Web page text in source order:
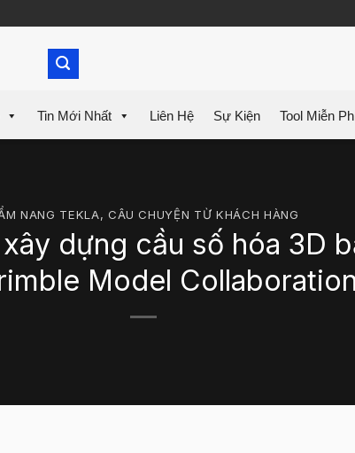
Tin Mới Nhất Liên Hệ Sự Kiện Tool Miễn
NANG TEKLA, CÂU CHUYỆN TỪ KHÁCH HÀNG
dựng cầu số hóa 3D
Model Collaboration